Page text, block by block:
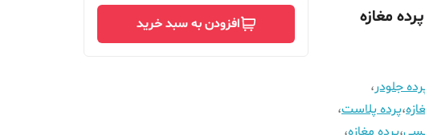
مغازه
جلودر،
،پرده پلاست،
افزودن به سبد خرید